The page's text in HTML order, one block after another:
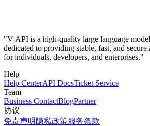
"V-API is a high-quality large language
dedicated to providing stable, fast, and
for individuals, developers, and enterprises."
Help
Help CenterAPI DocsTicket Service
Team
Business ContactBlogPartner
协议
免责声明 隐私政策服务条款